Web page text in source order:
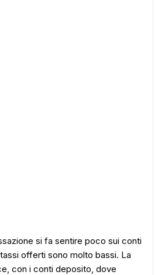
si fa sentire poco sui conti
offerti sono molto bassi. La
con i conti deposito, dove